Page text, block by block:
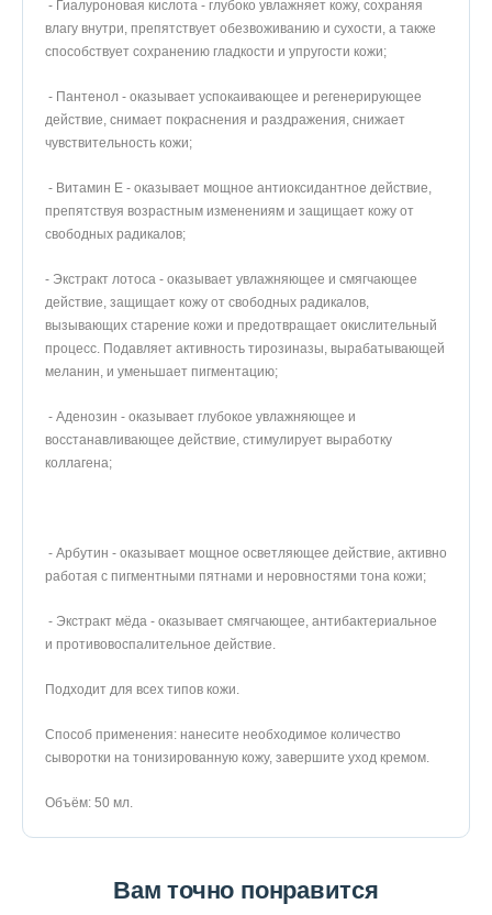
- Гиалуроновая кислота - глубоко увлажняет кожу, сохраняя
влагу внутри, препятствует обезвоживанию и сухости, а также
способствует сохранению гладкости и упругости кожи;
- Пантенол - оказывает успокаивающее и регенерирующее
действие, снимает покраснения и раздражения, снижает
чувствительность кожи;
- Витамин Е - оказывает мощное антиоксидантное действие,
препятствуя возрастным изменениям и защищает кожу от
свободных радикалов;
- Экстракт лотоса - оказывает увлажняющее и смягчающее
действие, защищает кожу от свободных радикалов,
вызывающих старение кожи и предотвращает окислительный
процесс. Подавляет активность тирозиназы, вырабатывающей
меланин, и уменьшает пигментацию;
- Аденозин - оказывает глубокое увлажняющее и
восстанавливающее действие, стимулирует выработку
коллагена;
- Арбутин - оказывает мощное осветляющее действие, активно
работая с пигментными пятнами и неровностями тона кожи;
- Экстракт мёда - оказывает смягчающее, антибактериальное
и противовоспалительное действие.
Подходит для всех типов кожи.
Способ применения: нанесите необходимое количество
сыворотки на тонизированную кожу, завершите уход кремом.
Объём: 50 мл.
Вам точно понравится